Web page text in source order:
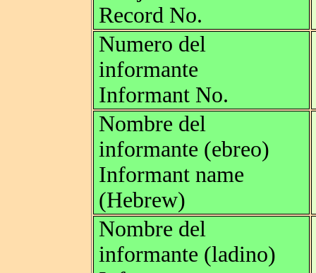
Record No.
Numero del
informante
Informant No.
Nombre del
informante (ebreo)
Informant name
(Hebrew)
Nombre del
informante (ladino)